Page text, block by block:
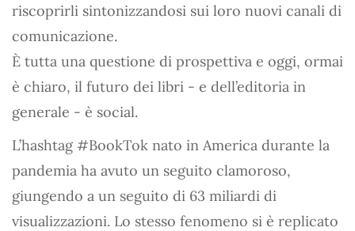
riscoprirli sintonizzandosi sui loro nuovi canali di
comunicazione.
È tutta una questione di prospettiva e oggi, ormai
è chiaro, il futuro dei libri - e dell’editoria in
generale - è social.
L’hashtag #BookTok nato in America durante la
pandemia ha avuto un seguito clamoroso,
giungendo a un seguito di 63 miliardi di
visualizzazioni. Lo stesso fenomeno si è replicato